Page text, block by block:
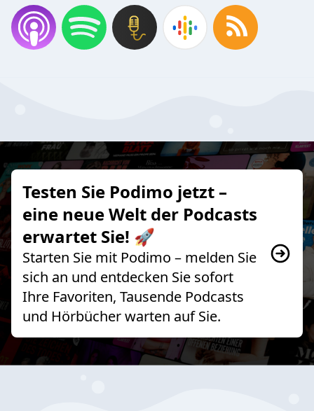
Testen Sie Podimo jetzt –
eine neue Welt der Podcasts
erwartet Sie! 🚀
Starten Sie mit Podimo – melden Sie
sich an und entdecken Sie sofort
Ihre Favoriten, Tausende Podcasts
und Hörbücher warten auf Sie.